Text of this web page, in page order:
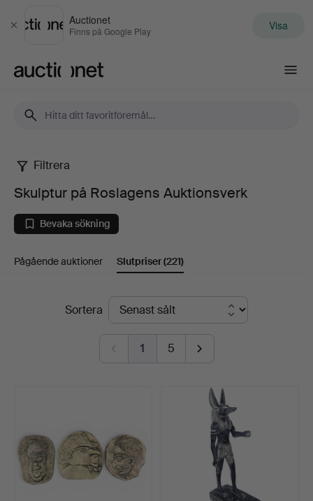
Stäng
Auctionet
Finns på Google Play Visa
Skulptur
på
Roslagens
Auktionsverk
Filtrera
Skulptur på Roslagens Auktionsverk
Bevaka sökning
Pågående auktioner Slutpriser(221)
SlutpriserSortera
1 5